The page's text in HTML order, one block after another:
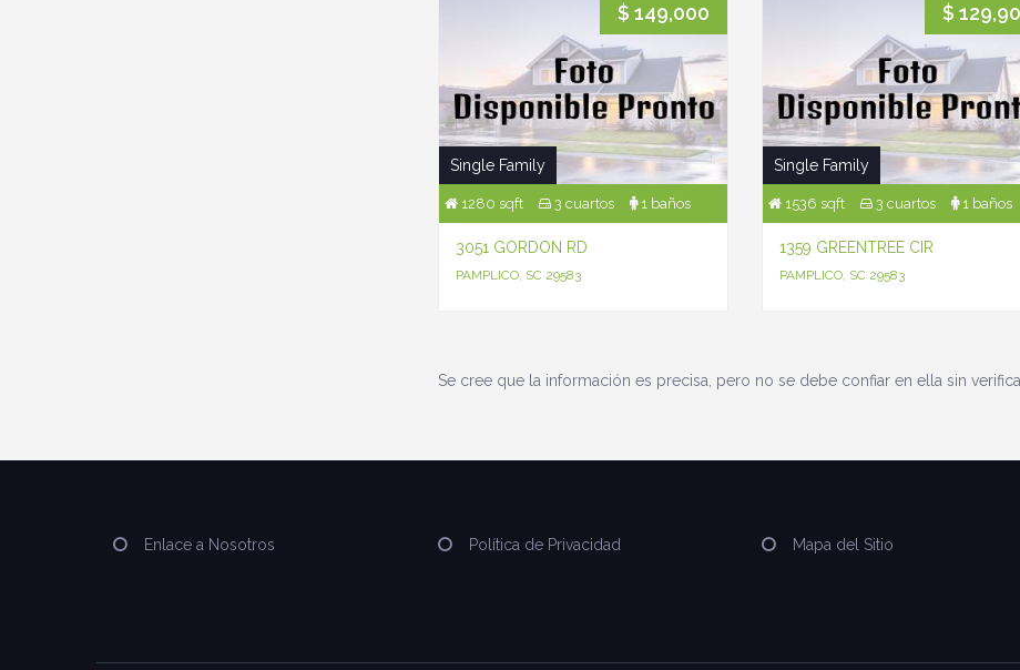
$ 149,000
Single Family
1280 sqft 3 cuartos 1 baños
3051 GORDON RD
PAMPLICO, SC 29583
$
Single Family
1536 sqft 3 cuartos 1 baños
1359 GREENTREE CIR
PAMPLICO, SC 29583
Se cree que la información es precisa, pero no se debe confiar en ella sin
Enlace a Nosotros Política de Privacidad Mapa del Sitio